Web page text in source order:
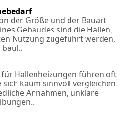
der Größe und der Bauart
Gebäudes sind die Hallen,
Nutzung zugeführt werden,
Hallenheizungen führen oft
sich kaum sinnvoll vergleichen
Annahmen, unklare